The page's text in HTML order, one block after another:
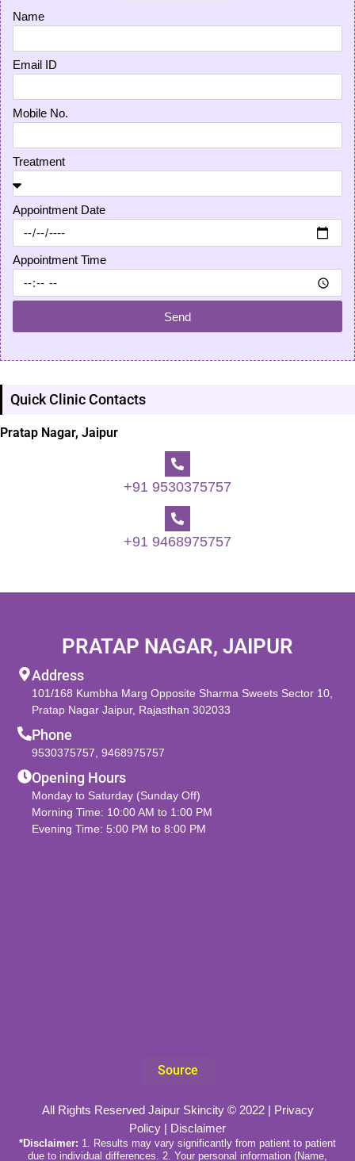
Name
Email ID
Mobile No.
Treatment
Appointment Date
Appointment Time
Send
Quick Clinic Contacts
Pratap Nagar, Jaipur
+91 9530375757
+91 9468975757
PRATAP NAGAR, JAIPUR
Address
101/168 Kumbha Marg Opposite Sharma Sweets Sector 10,
Pratap Nagar Jaipur, Rajasthan 302033
Phone
9530375757 ,9468975757
Opening Hours
Monday to Saturday (Sunday Off)
Morning Time: 10:00 AM to 1:00 PM
Evening Time: 5:00 PM to 8:00 PM
Source
All Rights Reserved Jaipur Skincity © 2022 | Privacy
Policy | Disclaimer
*Disclaimer: 1. Results may vary significantly from patient to patient
due to individual differences. 2. Your personal information (Name,